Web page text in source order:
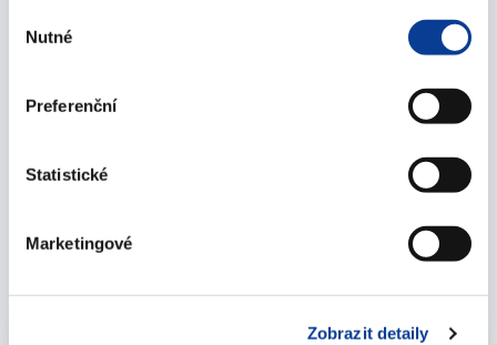
souhlasu
Nutné
Preferenční
Statistické
Marketingové
Zobrazit detaily
01. března 2007
únor 2007
Emisní kalendář střednědobých a
dlouhodobých státních dluhopisů na 1. čtvrtletí